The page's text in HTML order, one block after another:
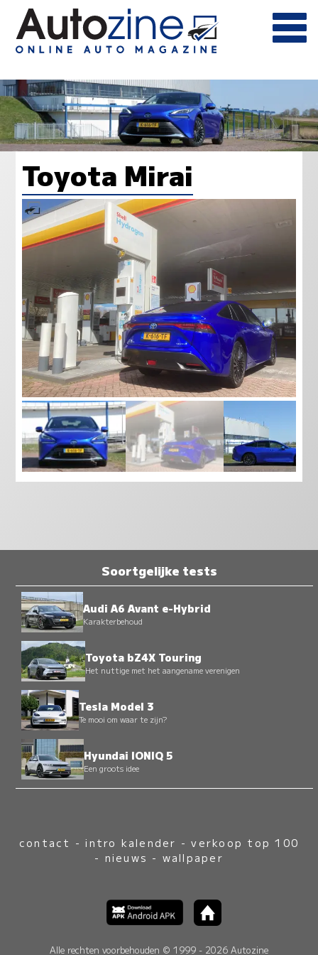
Toyota Mirai
Soortgelijke tests
Audi A6 Avant e-Hybrid
Karakterbehoud
Toyota bZ4X Touring
Het nuttige met het aangename verenigen
Tesla Model 3
Te mooi om waar te zijn?
Hyundai IONIQ 5
Een groots idee
contact -intro kalender -verkoop top 100
- nieuws - wallpaper
Alle rechten voorbehouden © 1999 - 2026 Autozine